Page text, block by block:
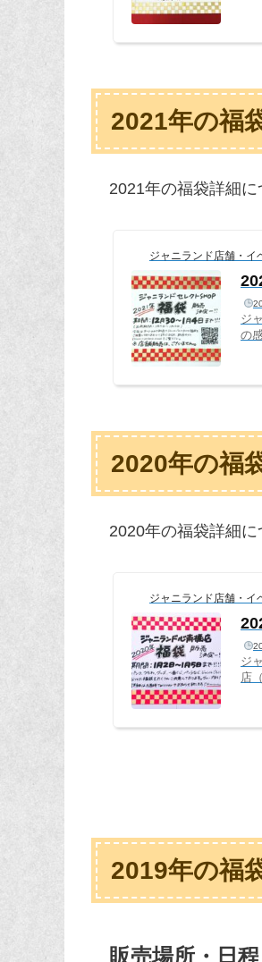
で
2021年の福
2021年の福袋詳細に
ジャニランド店舗・イ
ジ
の
で
2020年の福
2020年の福袋詳細に
ジャニランド店舗・イ
ジ
店
れ
2019年の福
販売場所・日程